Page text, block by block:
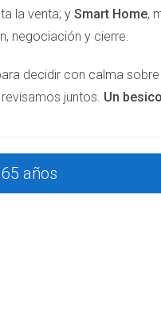
necesarios. Esta
pueden disfrutar del
sociales. Se
para aprender cosas
la venta; y Smart Home,
negociación y cierre.
decidir con calma sobre
juntos. Un
años